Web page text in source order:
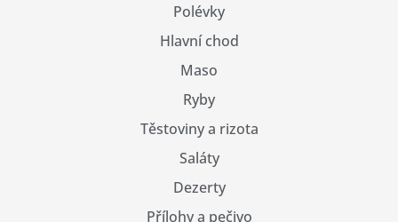
Polévky
Hlavní chod
Maso
Ryby
Těstoviny a rizota
Saláty
Dezerty
Přílohy a pečivo